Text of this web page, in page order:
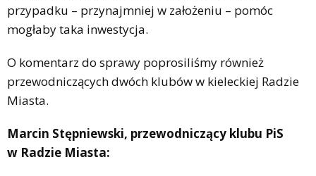
przypadku – przynajmniej w założeniu – pomóc
mogłaby taka inwestycja.
O komentarz do sprawy poprosiliśmy również
przewodniczących dwóch klubów w kieleckiej Radzie
Miasta.
Marcin Stępniewski, przewodniczący klubu PiS
w Radzie Miasta: